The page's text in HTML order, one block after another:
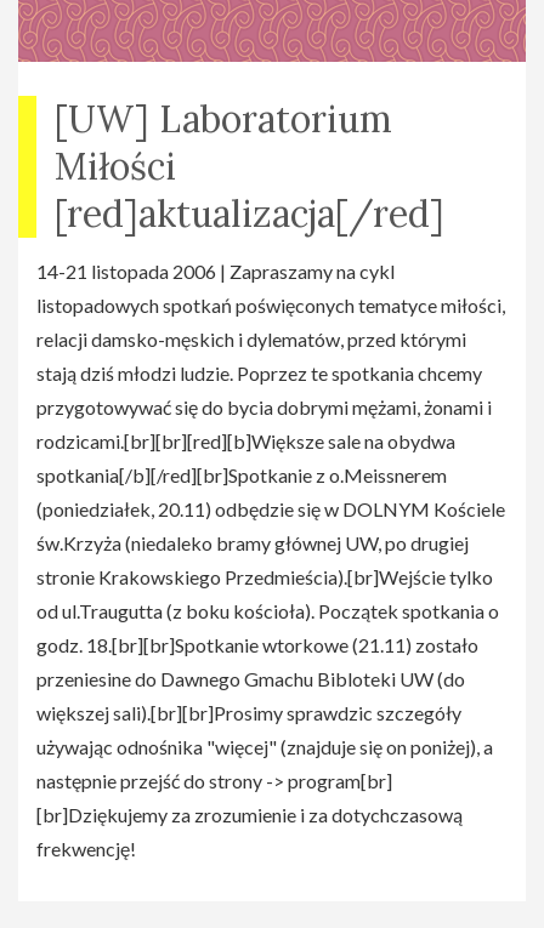
[UW] Laboratorium
Miłości
[red]aktualizacja[/red]
14-21 listopada 2006 | Zapraszamy na cykl
listopadowych spotkań poświęconych tematyce miłości,
relacji damsko-męskich i dylematów, przed którymi
stają dziś młodzi ludzie. Poprzez te spotkania chcemy
przygotowywać się do bycia dobrymi mężami, żonami i
rodzicami.[br][br][red][b]Większe sale na obydwa
spotkania[/b][/red][br]Spotkanie z o.Meissnerem
(poniedziałek, 20.11) odbędzie się w DOLNYM Kościele
św.Krzyża (niedaleko bramy głównej UW, po drugiej
stronie Krakowskiego Przedmieścia).[br]Wejście tylko
od ul.Traugutta (z boku kościoła). Początek spotkania o
godz. 18.[br][br]Spotkanie wtorkowe (21.11) zostało
przeniesine do Dawnego Gmachu Bibloteki UW (do
większej sali).[br][br]Prosimy sprawdzic szczegóły
używając odnośnika "więcej" (znajduje się on poniżej), a
następnie przejść do strony -> program[br]
[br]Dziękujemy za zrozumienie i za dotychczasową
frekwencję!